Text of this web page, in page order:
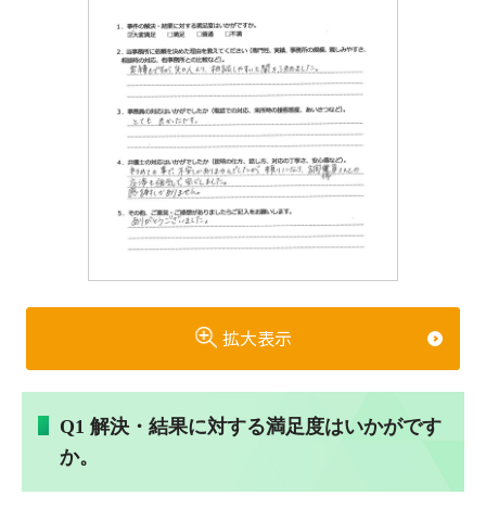
拡大表示
Q1 解決・結果に対する満足度はいかがです
か。